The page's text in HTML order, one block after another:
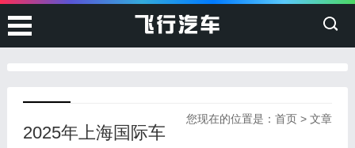
您现在的位置是：首页 >文章
2025年上海国际车